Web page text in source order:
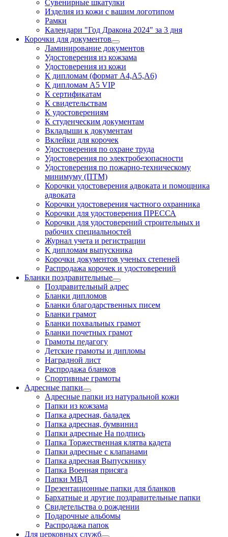
Сувенирные шкатулки
Изделия из кожи с вашим логотипом
Рамки
Календари "Год Дракона 2024" за 3 дня
Корочки для документов
Ламинирование документов
Удостоверения из кожзама
Удостоверения из кожи
К дипломам (формат А4,А5,А6)
К дипломам А5 VIP
К сертификатам
К свидетельствам
К удостоверениям
К студенческим документам
Вкладыши к документам
Вклейки для корочек
Удостоверения по охране труда
Удостоверения по электробезопасности
Удостоверения по пожарно-техническому
минимуму (ПТМ)
Корочки удостоверения адвоката и помощника
адвоката
Корочки удостоверения частного охранника
Корочки для удостоверения ПРЕССА
Корочки для удостоверений строительных и
рабочих специальностей
Журнал учета и регистрации
К дипломам выпускника
Корочки документов ученых степеней
Распродажа корочек и удостоверений
Бланки поздравительные
Поздравительный адрес
Бланки дипломов
Бланки благодарственных писем
Бланки грамот
Бланки похвальных грамот
Бланки почетных грамот
Грамоты педагогу
Детские грамоты и дипломы
Наградной лист
Распродажа бланков
Спортивные грамоты
Адресные папки
Адресные папки из натуральной кожи
Папки из кожзама
Папка адресная, баладек
Папка адресная, бумвинил
Папки адресные На подпись
Папка Торжественная клятва кадета
Папки адресные с клапанами
Папка адресная Выпускнику
Папка Военная присяга
Папки МВД
Презентационные папки для бланков
Бархатные и другие поздравительные папки
Свидетельства о рождении
Подарочные альбомы
Распродажа папок
Для церковных служб